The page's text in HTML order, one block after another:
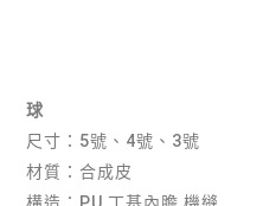
球
尺寸：5號、4號、3號
材質：合成皮